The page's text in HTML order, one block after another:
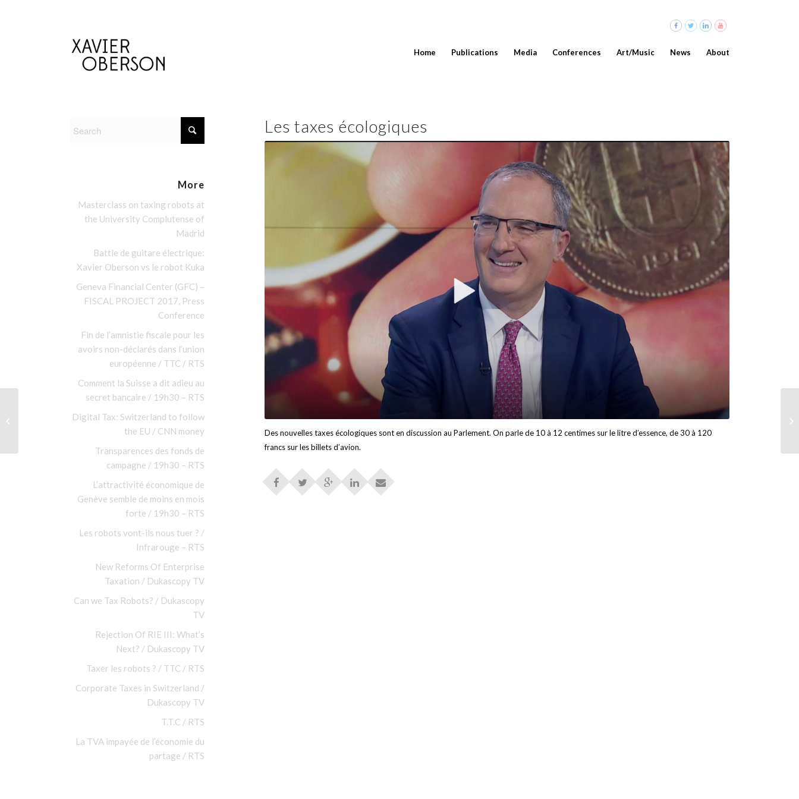
Home Publications Media Conferences Art/Music News About
Les taxes écologiques
Des nouvelles taxes écologiques sont en discussion au Parlement. On parle de 10 à 12 centimes sur le litre d’essence, de 30 à 120
francs sur les billets d’avion.
More
Masterclass on taxing robots at
the University Complutense of
Madrid
Battle de guitare électrique:
Xavier Oberson vs le robot Kuka
Geneva Financial Center (GFC) –
FISCAL PROJECT 2017, Press
Conference
Fin de l’amnistie fiscale pour les
avoirs non-déclarés dans l’union
européenne / TTC / RTS
Comment la Suisse a dit adieu au
secret bancaire / 19h30 – RTS
Digital Tax: Switzerland to follow
the EU / CNN money
Transparences des fonds de
campagne / 19h30 – RTS
L’attractivité économique de
Genève semble de moins en mois
forte / 19h30 – RTS
Les robots vont-ils nous tuer ? /
Infrarouge – RTS
New Reforms Of Enterprise
Taxation / Dukascopy TV
Can we Tax Robots? / Dukascopy
TV
Rejection Of RIE III: What’s
Next? / Dukascopy TV
Taxer les robots ? / TTC / RTS
Corporate Taxes in Switzerland /
Dukascopy TV
T.T.C / RTS
La TVA impayée de l’économie du
partage / RTS
Réforme de la fiscalité /